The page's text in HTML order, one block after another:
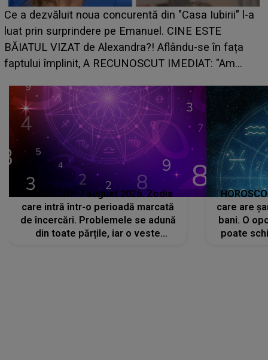
Ce a dezvăluit noua concurentă din "Casa Iubirii" l-a
luat prin surprindere pe Emanuel. CINE ESTE
BĂIATUL VIZAT de Alexandra?! Aflându-se în fața
faptului împlinit, A RECUNOSCUT IMEDIAT: "Am
HOROSCOP 7 august 2026. Zodia
care intră într-o perioadă marcată
de încercări. Problemele se adună
din toate părțile, iar o veste
care are
bani. O
poate